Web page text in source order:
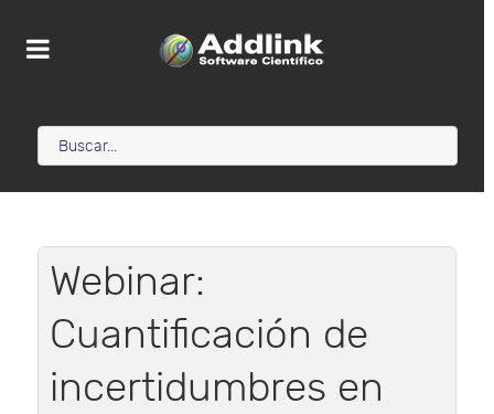
Webinar:
Cuantificación de
incertidumbres en